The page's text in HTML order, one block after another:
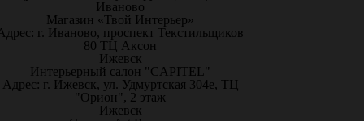
Иваново
Магазин «Твой Интерьер»
г. Иваново, проспект Текстильщиков
80 ТЦ Аксон
Ижевск
Интерьерный салон "CAPITEL"
Адрес: г. Ижевск, ул. Удмуртская 304е, ТЦ
"Орион", 2 этаж
Ижевск